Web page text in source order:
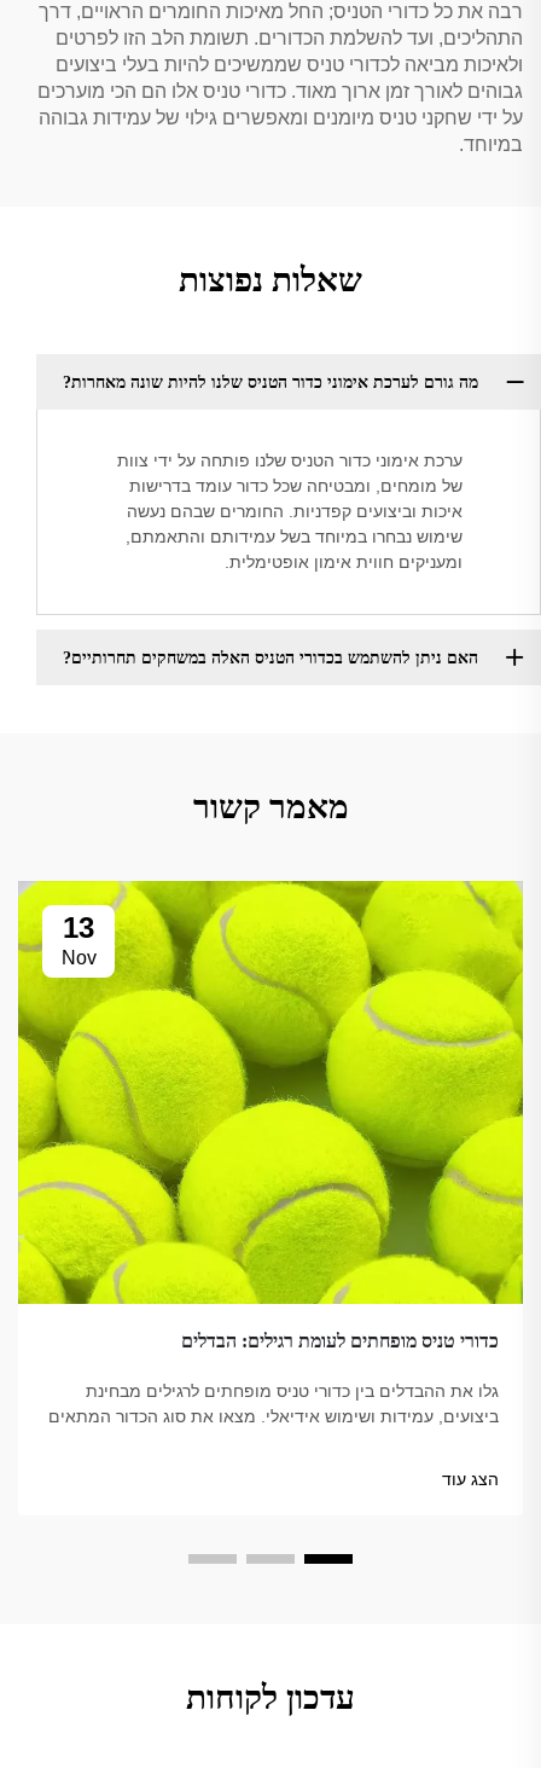
רבה את כל כדורי הטניס; החל מאיכות החומרים הראויים, דרך
התהליכים, ועד להשלמת הכדורים. תשומת הלב הזו לפרטים
ולאיכות מביאה לכדורי טניס שממשיכים להיות בעלי ביצועים
גבוהים לאורך זמן ארוך מאוד. כדורי טניס אלו הם הכי מוערכים
על ידי שחקני טניס מיומנים ומאפשרים גילוי של עמידות גבוהה
במיוחד.
שאלות נפוצות
מה גורם לערכת אימוני כדור הטניס שלנו להיות שונה מאחרות?
ערכת אימוני כדור הטניס שלנו פותחה על ידי צוות
של מומחים, ומבטיחה שכל כדור עומד בדרישות
איכות וביצועים קפדניות. החומרים שבהם נעשה
שימוש נבחרו במיוחד בשל עמידותם והתאמתם,
ומעניקים חווית אימון אופטימלית.
האם ניתן להשתמש בכדורי הטניס האלה במשחקים תחרותיים?
מאמר קשור
13
Nov
כדורי טניס מופחתים לעומת רגילים: הבדלים
גלו את ההבדלים בין כדורי טניס מופחתים לרגילים מבחינת
ביצועים, עמידות ושימוש אידיאלי. מצאו את סוג הכדור המתאים
הצג עוד
עדכון לקוחות